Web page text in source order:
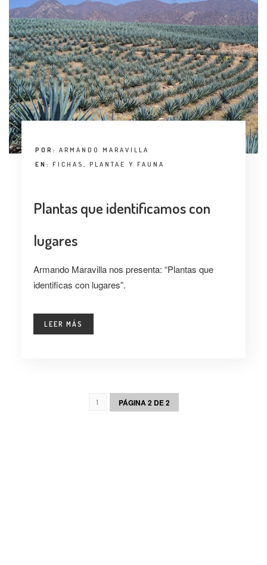
POR: ARMANDO MARAVILLA
EN: FICHAS , PLANTAE Y FAUNA
Plantas que identificamos con
lugares
Armando Maravilla nos presenta: “Plantas que
identificas con lugares”.
LEER MÁS
1 PÁGINA 2 DE 2